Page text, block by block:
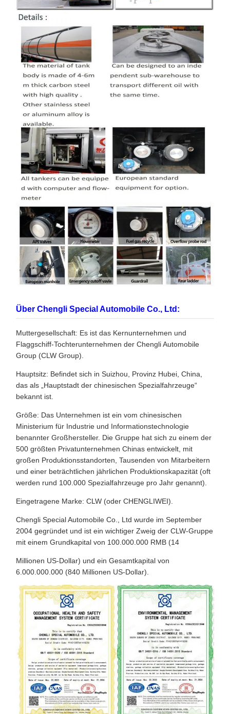
Über Chengli Special Automobile Co., Ltd:
Muttergesellschaft: Es ist das Kernunternehmen und
Flaggschiff-Tochterunternehmen der Chengli Automobile
Group (CLW Group).
Hauptsitz: Befindet sich in Suizhou, Provinz Hubei, China,
das als „Hauptstadt der chinesischen Spezialfahrzeuge“
bekannt ist.
Größe: Das Unternehmen ist ein vom chinesischen
Ministerium für Industrie und Informationstechnologie
benannter Großhersteller. Die Gruppe hat sich zu einem der
500 größten Privatunternehmen Chinas entwickelt, mit
großen Produktionsstandorten, Tausenden von Mitarbeitern
und einer beträchtlichen jährlichen Produktionskapazität (oft
werden rund 100.000 Spezialfahrzeuge pro Jahr genannt).
Eingetragene Marke: CLW (oder CHENGLIWEI).
Chengli Special Automobile Co., Ltd wurde im September
2004 gegründet und ist ein wichtiger Zweig der CLW-Gruppe
mit einem Grundkapital von 100.000.000 RMB (14
Millionen US-Dollar) und ein Gesamtkapital von
6.000.000.000 (840 Millionen US-Dollar).